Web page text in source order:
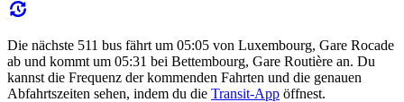
Die nächste 511 bus fährt um 05:05 von Luxembourg, Gare Rocade
ab und kommt um 05:31 bei Bettembourg, Gare Routière an. Du
kannst die Frequenz der kommenden Fahrten und die genauen
Abfahrtszeiten sehen, indem du die Transit-App öffnest.